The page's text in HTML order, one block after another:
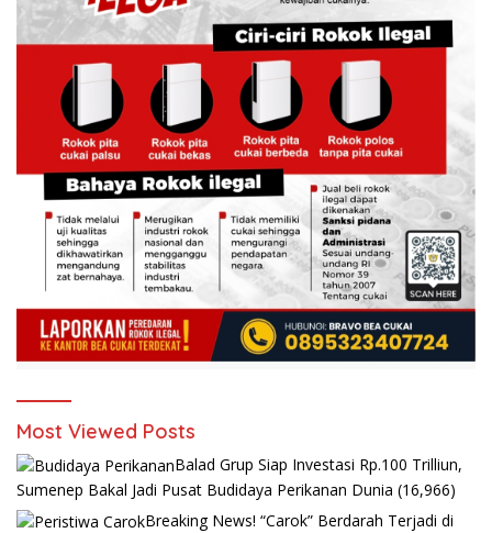
Most Viewed Posts
Balad Grup Siap Investasi Rp.100 Trilliun,
Sumenep Bakal Jadi Pusat Budidaya Perikanan Dunia (16,966)
Breaking News! “Carok” Berdarah Terjadi di